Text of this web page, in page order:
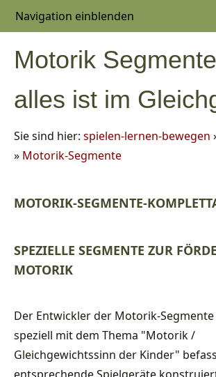
Navigation einblenden
Motorik
alles ist im
Sie sind hier: spielen-lernen-bewegen
» Motorik-Segmente
MOTORIK-SEGMENTE-
SPEZIELLE SEGMENTE ZUR
MOTORIK
Der Entwickler der Motorik-
speziell mit dem Thema "Motorik /
Gleichgewichtssinn der Kinder"